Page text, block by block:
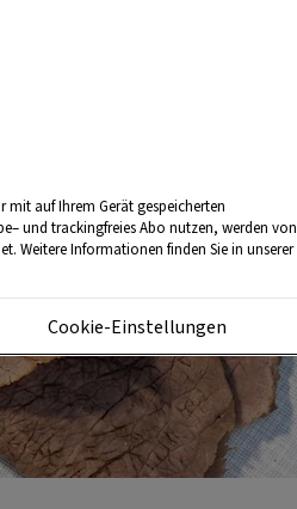
mit auf Ihrem Gerät gespeicherten
und trackingfreies Abo nutzen, werden von
Weitere Informationen finden Sie in unserer
Cookie-Einstellungen